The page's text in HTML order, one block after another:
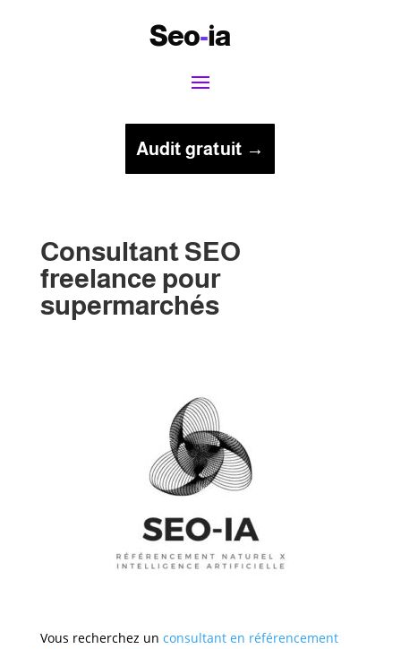
Seo-ia
Audit gratuit →
Consultant SEO
freelance pour
supermarchés
Vous recherchez un consultant en référencement